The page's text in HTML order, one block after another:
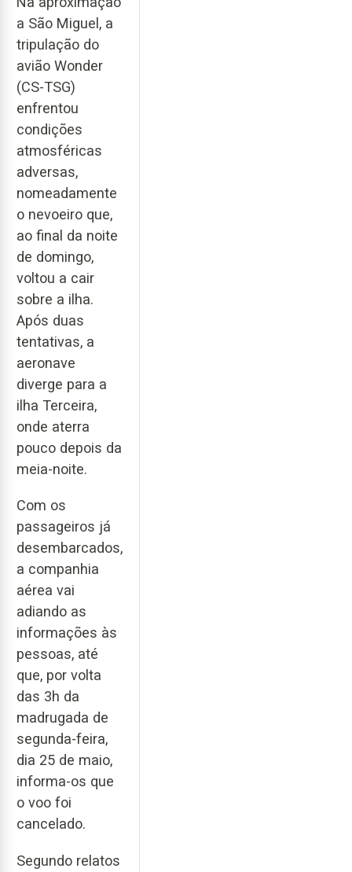
a São Miguel, a
tripulação do
avião Wonder
(CS-TSG)
enfrentou
condições
atmosféricas
adversas,
nomeadamente
o nevoeiro que,
ao final da noite
de domingo,
voltou a cair
sobre a ilha.
Após duas
tentativas, a
aeronave
diverge para a
ilha Terceira,
onde aterra
pouco depois da
meia-noite.
Com os
passageiros já
desembarcados,
a companhia
aérea vai
adiando as
informações às
pessoas, até
que, por volta
das 3h da
madrugada de
segunda-feira,
dia 25 de maio,
informa-os que
o voo foi
cancelado.
Segundo relatos